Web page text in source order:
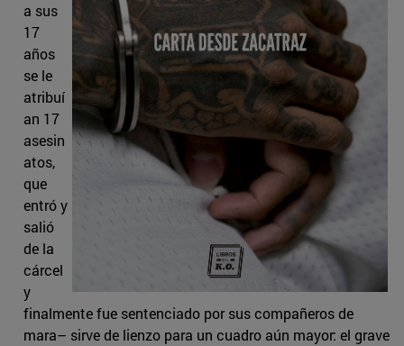
a sus
17
años
se le
atribuí
an 17
asesin
atos,
que
entró y
salió
de la
cárcel
y
finalmente fue sentenciado por sus compañeros de
mara– sirve de lienzo para un cuadro aún mayor: el grave